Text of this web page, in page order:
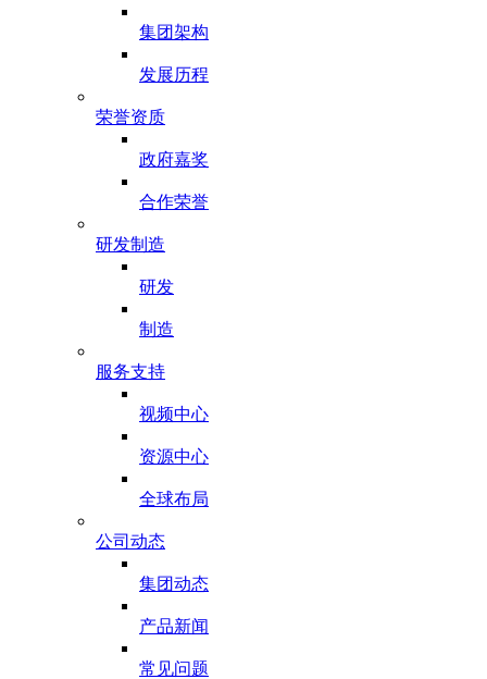
集团架构
发展历程
荣誉资质
政府嘉奖
合作荣誉
研发制造
研发
制造
服务支持
视频中心
资源中心
全球布局
公司动态
集团动态
产品新闻
常见问题